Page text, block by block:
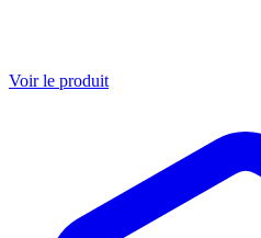
Voir le produit